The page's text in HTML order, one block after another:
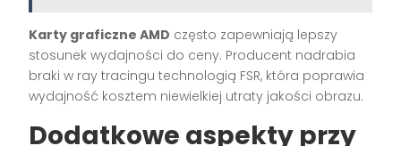
Karty graficzne AMD często zapewniają lepszy
stosunek wydajności do ceny. Producent nadrabia
braki w ray tracingu technologią FSR, która poprawia
wydajność kosztem niewielkiej utraty jakości obrazu.
Dodatkowe aspekty przy